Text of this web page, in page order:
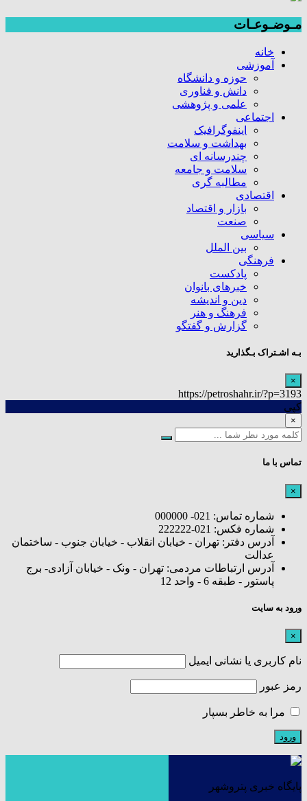
مـوضـوعـات
خانه
آموزشی
حوزه و دانشگاه
دانش و فناوری
علمی و پژوهشی
اجتماعی
اینفوگرافیک
بهداشت و سلامت
چندرسانه ای
سلامت و جامعه
مطالبه گری
اقتصادی
بازار و اقتصاد
صنعت
سیاسی
بین الملل
فرهنگی
پادکست
خبرهای بانوان
دین و اندیشه
فرهنگ و هنر
گزارش و گفتگو
بـه اشـتراک بـگذارید
×
https://petroshahr.ir/?p=3193
کپی
×
تماس با ما
×
شماره تماس: 021- 000000
شماره فکس: 021-222222
آدرس دفتر: تهران - خیابان انقلاب - خیابان جنوب - ساختمان
عدالت
آدرس ارتباطات مردمی: تهران - ونک - خیابان آزادی- برج
پاستور - طبقه 6 - واحد 12
ورود به سایت
×
نام کاربری یا نشانی ایمیل
رمز عبور
مرا به خاطر بسپار
پایگاه خبری پتروشهر